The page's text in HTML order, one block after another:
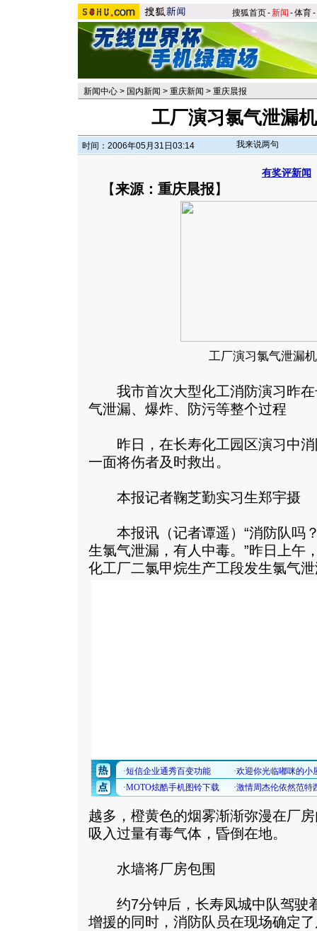
搜狐首页-新闻 -体育-
新闻中心 > 国内新闻 > 重庆新闻 > 重庆晨报
工厂演习氯气泄漏
时间：2006年05月31日03:14 我来说两句
有奖评新闻
【来源：重庆晨报】
工厂演习氯气泄漏
我市首次大型化工消防演习昨在
气泄漏、爆炸、防污等整个过程
昨日，在长寿化工园区演习中消
一面将伤者及时救出。
本报记者鞠芝勤实习生郑宇摄
本报讯（记者谭遥）“消防队吗
生氯气泄漏，有人中毒。”昨日上午
化工厂二氯甲烷生产工段发生氯气
越多，橙黄色的烟雾渐渐弥漫在厂
吸入过量有毒气体，昏倒在地。
水墙将厂房包围
约7分钟后，长寿凤城中队驾驶
增援的同时，消防队员在现场确定